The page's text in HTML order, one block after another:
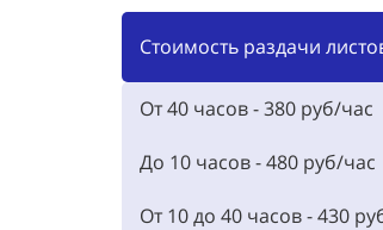
Стоимость раздачи
От 40 часов - 380 руб/час
До 10 часов - 480 руб/час
От 10 до 40 часов - 430